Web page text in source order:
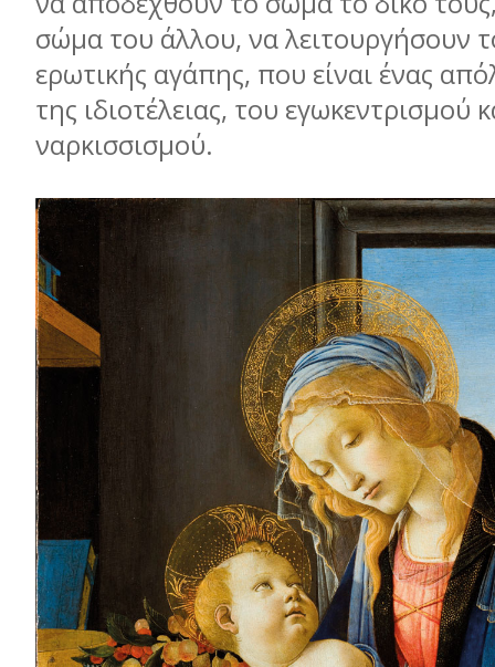
σώμα του άλλου, να λειτουργήσουν
ερωτικής αγάπης, που είναι ένας
της ιδιοτέλειας, του εγωκεντρισμού
ναρκισσισμού.